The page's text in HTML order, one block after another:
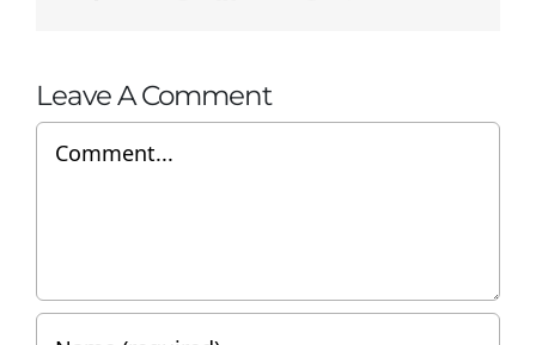
Leave A Comment
Comment